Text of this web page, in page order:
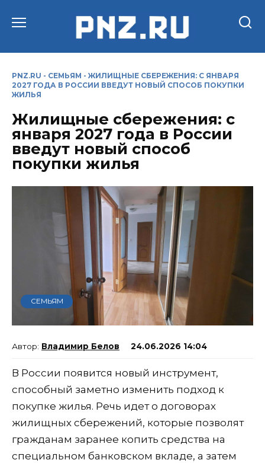
PNZ.RU - СЕМЬЯМ - ЖИЛИЩНЫЕ СБЕРЕЖЕНИЯ: С ЯНВАРЯ
2027 ГОДА В РОССИИ ВВЕДУТ НОВЫЙ СПОСОБ ПОКУПКИ
ЖИЛЬЯ
Жилищные сбережения: с
января 2027 года в России
введут новый способ
покупки жилья
СЕМЬЯМ
Владимир Белов 24.06.2026 14:04
В России появится новый инструмент,
способный заметно изменить подход к
покупке жилья. Речь идет о договорах
жилищных сбережений, которые позволят
гражданам заранее копить средства на
специальном банковском вкладе, а затем